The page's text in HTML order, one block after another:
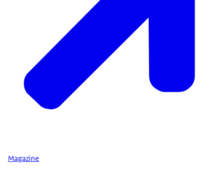
Magazine